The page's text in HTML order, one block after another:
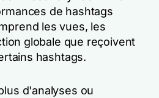
de hashtags
les vues, les
globale que reçoivent
hashtags.
d'analyses ou